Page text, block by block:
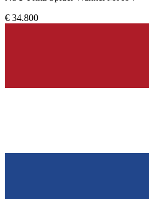
€ 34.800